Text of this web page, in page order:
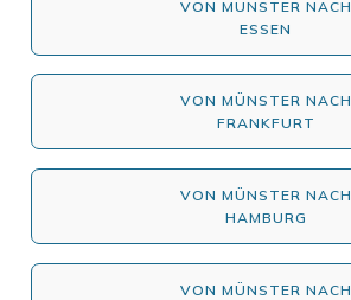
VON MÜNSTER NACH
ESSEN
VON MÜNSTER NACH
FRANKFURT
VON MÜNSTER NACH
HAMBURG
VON MÜNSTER NACH